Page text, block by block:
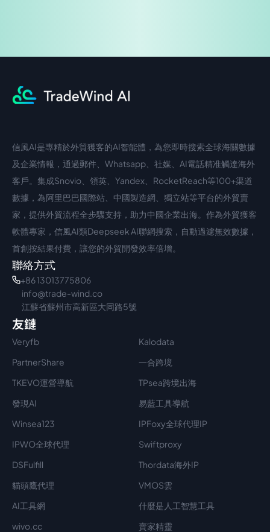
中文入口
信風AI是專精於外貿獲客的AI智能體，為您即時搜索全球海關數據
及企業情報，通過郵件、Whatsapp、社媒、AI電話精准觸達海外
客戶。集成Snovio、領英、Yandex、RocketReach等100+渠道
數據，為阿里巴巴國際站、中國製造網、獨立站等平台的外貿賣
家，提供外貿流程全步驟支持，助力中國企業出海。作為外貿獲客
軟體專家，信風AI類Deepseek AI聯網搜索，自動過濾無效數據，
首創按結果付費，讓您的外貿開發效率倍增。
聯絡方式
+86 13013775806
info@trade-wind.co
江蘇省蘇州市高新區大同路5號
友鏈
Veryfb
Kalodata
PartnerShare
一合跨境
TKEVO運營導航
TPsea跨境出海
發現AI
易藍工具導航
Winsea123
IPFoxy全球代理IP
IPWO全球代理
Swiftproxy
DSFulfill
Thordata海外IP
貓頭鷹代理
VMOS雲
AI工具網
什麼是人工智慧工具
wivo.cc
賣家精靈